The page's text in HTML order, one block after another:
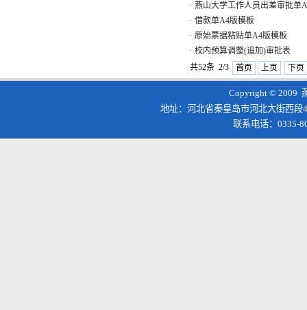
· 燕山大学工作人员出差审批单
· 借款单A4版模板
· 原始票据粘贴单A4版模板
· 校内预算调整(追加)审批表
共52条 2/3
首页 上页 下页
Copyright © 2009
地址：河北省秦皇岛市河北大街西段
联系电话：